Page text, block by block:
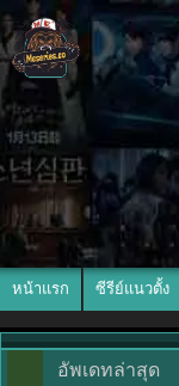
หน้าแรก ซีรีย์แนวตั้ง
อัพเดทล่าสุด